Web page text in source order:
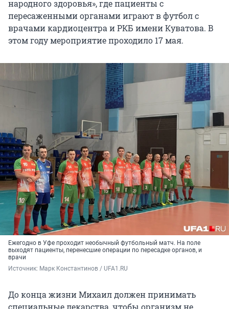
народного здоровья», где пациенты с
пересаженными органами играют в футбол с
врачами кардиоцентра и РКБ имени Куватова. В
этом году мероприятие проходило 17 мая.
Ежегодно в Уфе проходит необычный футбольный матч. На поле
выходят пациенты, перенесшие операции по пересадке органов, и
врачи
Источник: Марк Константинов / UFA1.RU
До конца жизни Михаил должен принимать